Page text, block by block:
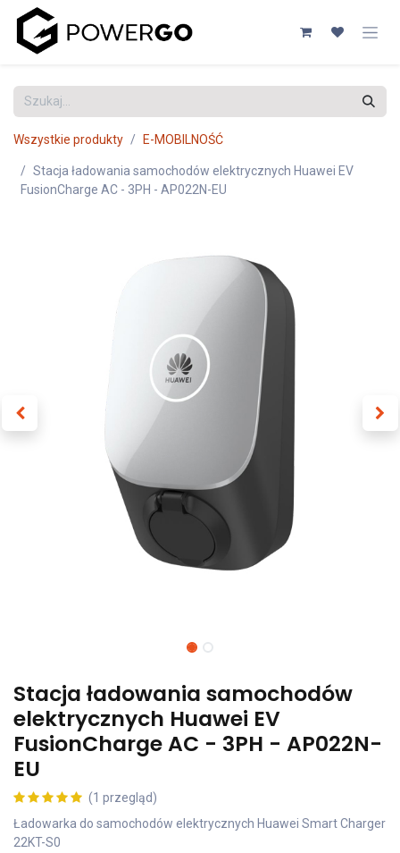
Przejdź do zawartości
Wszystkie produkty E-MOBILNOŚĆ
Stacja ładowania samochodów elektrycznych Huawei EV
FusionCharge AC - 3PH - AP022N-EU
Stacja ładowania samochodów
elektrycznych Huawei EV
FusionCharge AC - 3PH - AP022N-
EU
(1 przegląd)
Ładowarka do samochodów elektrycznych Huawei Smart Charger
22KT-S0